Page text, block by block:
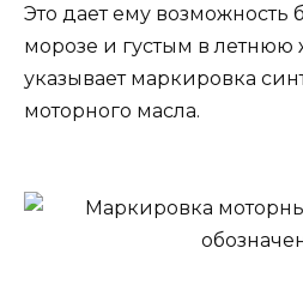
Это дает ему
морозе и густым в летнюю
указывает маркировка
моторного масла.